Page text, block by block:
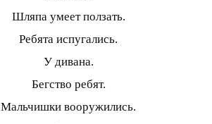
Шляпа умеет ползать.
Ребята испугались.
У дивана.
Бегство ребят.
Мальчишки вооружились.